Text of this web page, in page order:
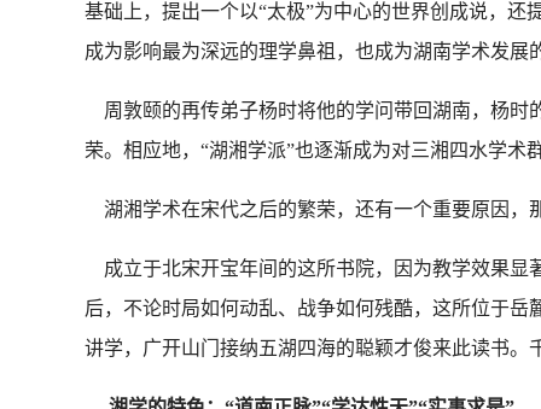
基础上，提出一个以“太极”为中心的世界创成说，
成为影响最为深远的理学鼻祖，也成为湖南学术发展
周敦颐的再传弟子杨时将他的学问带回湖南，杨时
荣。相应地，“湖湘学派”也逐渐成为对三湘四水学
湖湘学术在宋代之后的繁荣，还有一个重要原因，
成立于北宋开宝年间的这所书院，因为教学效果显
后，不论时局如何动乱、战争如何残酷，这所位于
讲学，广开山门接纳五湖四海的聪颖才俊来此读书